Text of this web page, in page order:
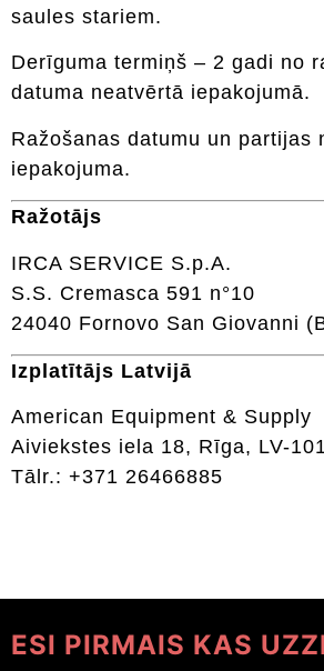
saules stariem.
Derīguma termiņš – 2 gadi no
datuma neatvērtā iepakojumā.
Ražošanas datumu un partijas
iepakojuma.
Ražotājs
IRCA SERVICE S.p.A.
S.S. Cremasca 591 n°10
24040 Fornovo San Giovanni
Izplatītājs Latvijā
American Equipment & Supply
Aiviekstes iela 18, Rīga, LV-
Tālr.: +371 26466885
ESI PIRMAIS KAS